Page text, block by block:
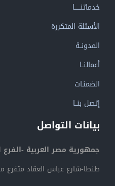
خدماتنــــــا
الأسئلة المتكررة
المدونــة
أعمالنــا
الضمنـات
إتصل بنــا
بيانات التواصل
جمهورية مصر العربية -
طنطا-شارع عباس العقاد متفرع